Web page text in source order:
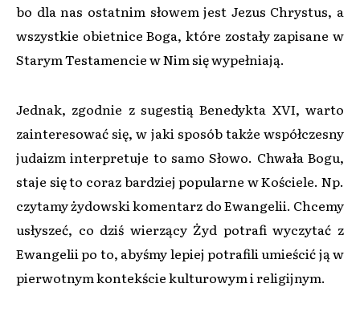
bo dla nas ostatnim słowem jest Jezus Chrystus, a
wszystkie obietnice Boga, które zostały zapisane w
Starym Testamencie w Nim się wypełniają.
Jednak, zgodnie z sugestią Benedykta XVI, warto
zainteresować się, w jaki sposób także współczesny
judaizm interpretuje to samo Słowo. Chwała Bogu,
staje się to coraz bardziej popularne w Kościele. Np.
czytamy żydowski komentarz do Ewangelii. Chcemy
usłyszeć, co dziś wierzący Żyd potrafi wyczytać z
Ewangelii po to, abyśmy lepiej potrafili umieścić ją w
pierwotnym kontekście kulturowym i religijnym.